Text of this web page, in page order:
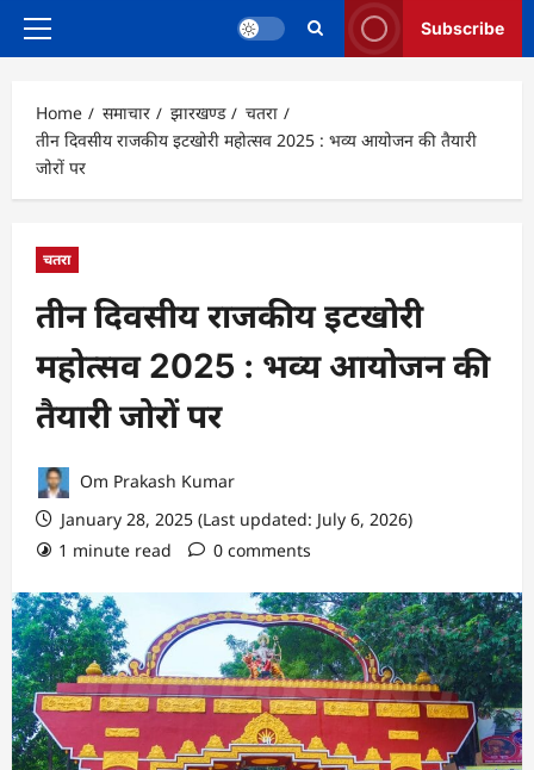
Primary
Subscribe
Home समाचार झारखण्ड
चतरा
तीन दिवसीय राजकीय इटखोरी महोत्सव 2025 : भव्य आयोजन की तैयारी
जोरों पर
चतरा
तीन दिवसीय राजकीय इटखोरी
महोत्सव 2025 : भव्य आयोजन की
तैयारी जोरों पर
Om Prakash Kumar
January 28, 2025 (Last updated: July 6, 2026)
1 minute read
0 comments